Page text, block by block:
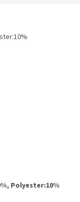
Polyester:10%